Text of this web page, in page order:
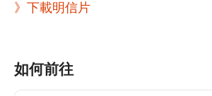
》下載明信片
如何前往